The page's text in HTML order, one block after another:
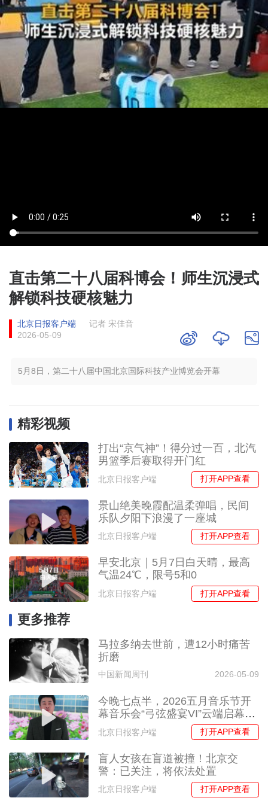
直击第二十八届科博会！师生沉浸式
解锁科技硬核魅力
北京日报客户端
记者 宋佳音
2026-05-09
5月8日，第二十八届中国北京国际科技产业博览会开幕
精彩视频
打出“京气神”！得分过一百，北汽
男篮季后赛取得开门红
北京日报客户端 打开APP查看
景山绝美晚霞配温柔弹唱，民间
乐队夕阳下浪漫了一座城
北京日报客户端 打开APP查看
早安北京｜5月7日白天晴，最高
气温24℃，限号5和0
北京日报客户端 打开APP查看
更多推荐
马拉多纳去世前，遭12小时痛苦
折磨
中国新闻周刊 2026-05-09
今晚七点半，2026五月音乐节开
幕音乐会“弓弦盛宴VI”云端启幕，
共赴莫扎特经典之约！
北京日报客户端 打开APP查看
盲人女孩在盲道被撞！北京交
警：已关注，将依法处置
北京日报客户端 打开APP查看